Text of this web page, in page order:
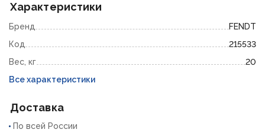
Характеристики
Бренд
FENDT
Код
215533
Вес, кг
20
Все характеристики
Доставка
По всей России